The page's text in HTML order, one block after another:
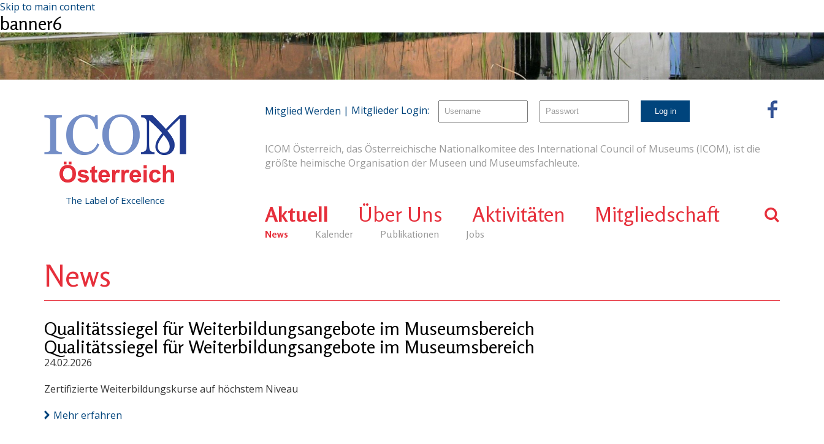
Skip to main content
banner6
The Label of Excellence
ICOM Österreich, das Österreichische Nationalkomitee des International Council of Museums (ICOM), ist die
größte heimische Organisation der Museen und Museumsfachleute.
Aktuell
News Kalender Publikationen Jobs
Über Uns Aktivitäten Mitgliedschaft
Mitglied Werden | Mitglieder Login:
News
Qualitätssiegel für Weiterbildungsangebote im Museumsbereich
Qualitätssiegel für Weiterbildungsangebote im Museumsbereich
24.02.2026
Zertifizierte Weiterbildungskurse auf höchstem Niveau
Mehr erfahren